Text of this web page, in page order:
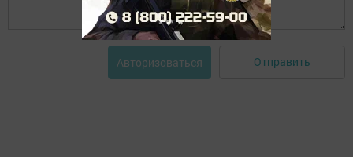
Авторизоваться Отправить